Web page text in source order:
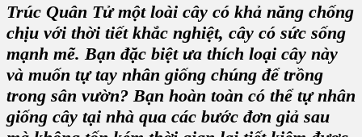
Trúc Quân Tửmột loài cây có khả năng chống
chịu với thời tiết khắc nghiệt, cây có sức sống
mạnh mẽ. Bạn đặc biệt ưa thích loại cây này
và muốn tự tay nhân giống chúng để trồng
trong sân vườn? Bạn hoàn toàn có thể tự nhân
giống cây tại nhà qua các bước đơn giả sau